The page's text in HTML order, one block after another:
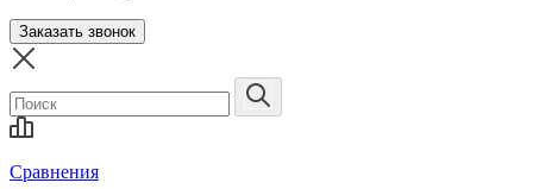
Заказать звонок
Сравнения